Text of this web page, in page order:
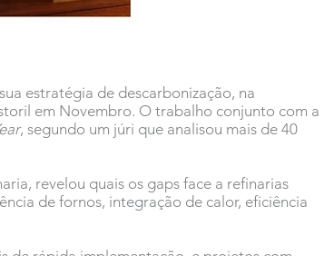
estratégia de descarbonização, na
em Novembro. O trabalho conjunto com a
, segundo um júri que analisou mais de 40
revelou quais os gaps face a refinarias
de fornos, integração de calor, eficiência